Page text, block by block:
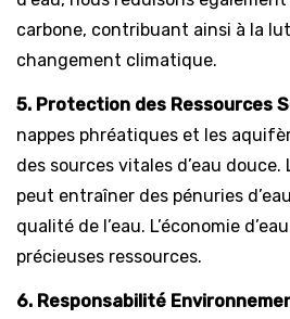
carbone, contribuant ainsi à la
changement climatique.
5. Protection des Ressources
nappes phréatiques et les
des sources vitales d’eau
peut entraîner des pénuries
qualité de l’eau. L’économie
précieuses ressources.
6. Responsabilité